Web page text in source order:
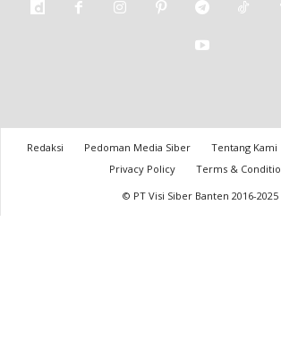
Redaksi Pedoman Media Siber Tentang Kami
Privacy Policy
Terms &
© PT Visi Siber Banten 2016-2025